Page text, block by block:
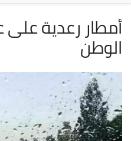
أمطار رعدية على
الوطن